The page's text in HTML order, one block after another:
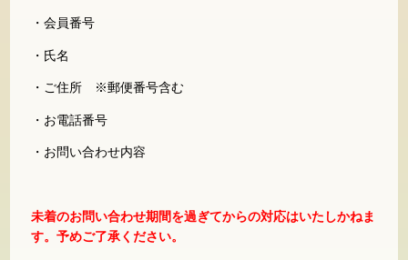
・会員番号
・氏名
・ご住所 ※郵便番号含む
・お電話番号
・お問い合わせ内容
未着のお問い合わせ期間を過ぎてからの対応はいたしかねま
す。予めご了承ください。